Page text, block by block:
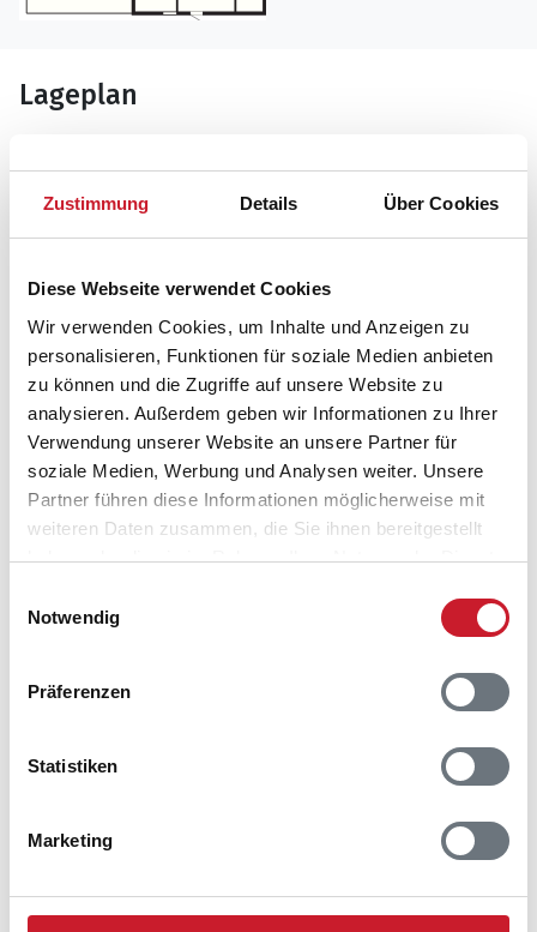
Zustimmung Details Über Cookies
Diese Webseite verwendet Cookies
Wir verwenden Cookies, um Inhalte und Anzeigen zu
personalisieren, Funktionen für soziale Medien anbieten
zu können und die Zugriffe auf unsere Website zu
analysieren. Außerdem geben wir Informationen zu Ihrer
Verwendung unserer Website an unsere Partner für
soziale Medien, Werbung und Analysen weiter. Unsere
Partner führen diese Informationen möglicherweise mit
weiteren Daten zusammen, die Sie ihnen bereitgestellt
haben oder die sie im Rahmen Ihrer Nutzung der Dienste
Notwendig
Präferenzen
Statistiken
Marketing
Lageplan
Solbærhaven 20
Øster Hurup
Reisedauer auswählen